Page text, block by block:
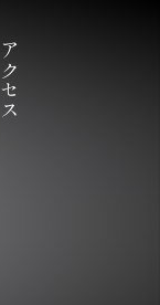
アクセス